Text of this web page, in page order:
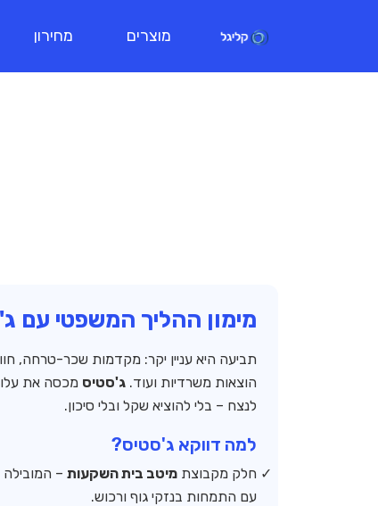
מוצרים מחירון
מימון ההליך המשפטי עם
תביעה היא עניין יקר: מקדמות שכר-טרחה,
הוצאות משרדיות ועוד. ג'סטיס מכסה את
לנצח – בלי להוציא שקל ובלי סיכון.
למה דווקא ג'סטיס?
חלק מקבוצת מיטב בית השקעות – המובילה
עם התמחות בנזקי גוף ורכוש.